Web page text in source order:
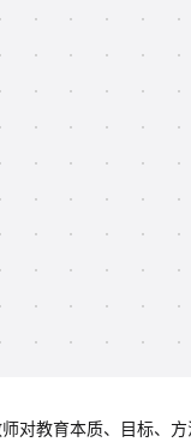
对教育本质、目标、